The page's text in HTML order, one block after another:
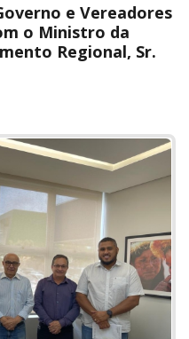
e Vereadores
o Ministro da
Regional, Sr.